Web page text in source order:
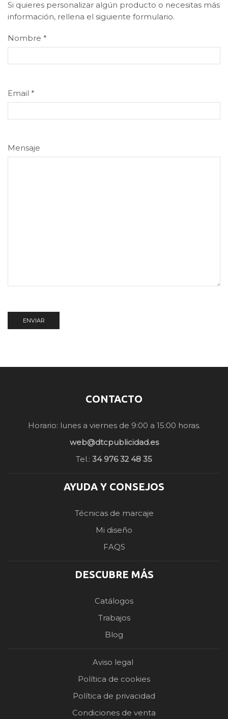
Si quieres personalizar algún producto o necesitas más
información, rellena el siguiente formulario.
Nombre *
Email *
Mensaje
CONTACTO
Horario: lunes a viernes de 9:00 a 15:00 horas.
web@dtcpublicidad.es
Tel.: 34 976 32 48 35
AYUDA Y CONSEJOS
Técnicas de marcaje
Mi diseño
FAQS
DESCUBRE MÁS
Catálogos
Trabajos
Blog
Aviso legal
Política de cookies
Política de privacidad
Condiciones de venta